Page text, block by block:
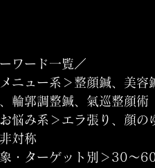
ワード一覧／
ニュー系＞整顔鍼、美容
輪郭調整鍼、氣巡整顔術
悩み系＞エラ張り、顔
対称
・ターゲット別＞30〜